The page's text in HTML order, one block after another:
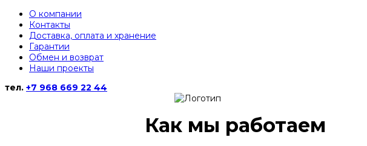
О компании
Контакты
Доставка, оплата и хранение
Гарантии
Обмен и возврат
Наши проекты
тел. +7 968 669 22 44
Как мы работаем